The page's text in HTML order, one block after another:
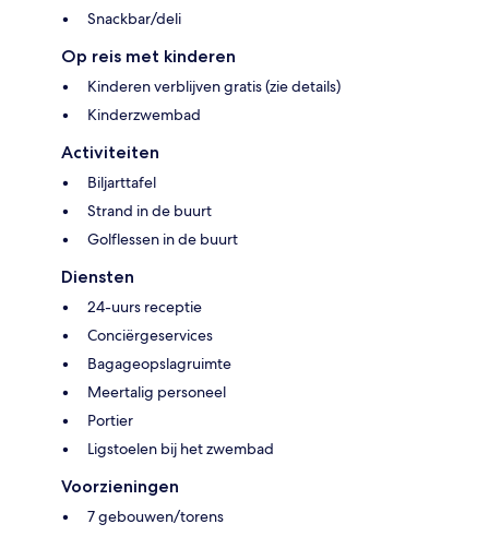
Snackbar/deli
Op reis met kinderen
Kinderen verblijven gratis (zie details)
Kinderzwembad
Activiteiten
Biljarttafel
Strand in de buurt
Golflessen in de buurt
Diensten
24-uurs receptie
Conciërgeservices
Bagageopslagruimte
Meertalig personeel
Portier
Ligstoelen bij het zwembad
Voorzieningen
7 gebouwen/torens